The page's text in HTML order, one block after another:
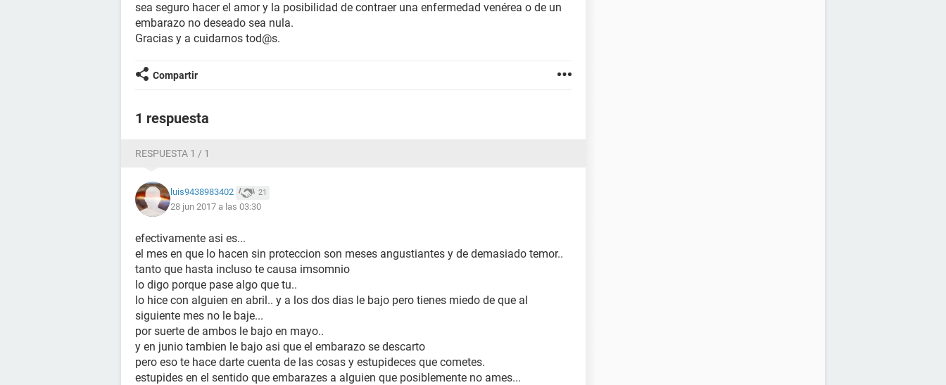
sea seguro hacer el amor y la posibilidad de contraer una enfermedad venérea o de un
embarazo no deseado sea nula.
Gracias y a cuidarnos tod@s.
Compartir
1 respuesta
RESPUESTA 1 / 1
luis9438983402 21
28 jun 2017 a las 03:30
efectivamente asi es...
el mes en que lo hacen sin proteccion son meses angustiantes y de demasiado temor..
tanto que hasta incluso te causa imsomnio
lo digo porque pase algo que tu..
lo hice con alguien en abril.. y a los dos dias le bajo pero tienes miedo de que al
siguiente mes no le baje...
por suerte de ambos le bajo en mayo..
y en junio tambien le bajo asi que el embarazo se descarto
pero eso te hace darte cuenta de las cosas y estupideces que cometes.
estupides en el sentido que embarazes a alguien que posiblemente no ames...